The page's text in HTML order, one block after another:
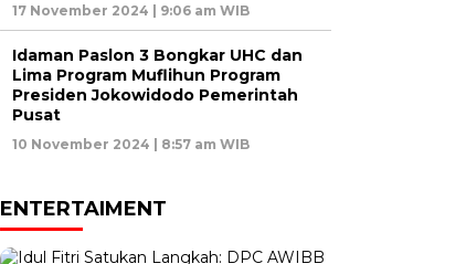
17 November 2024 | 9:06 am WIB
Idaman Paslon 3 Bongkar UHC dan
Lima Program Muflihun Program
Presiden Jokowidodo Pemerintah
Pusat
10 November 2024 | 8:57 am WIB
ENTERTAIMENT